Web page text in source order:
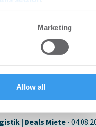
our traffic. We also share
Marketing
Allow all
um auf die neusten ...
erreicht für
des
Aspe
| Deals Miete -